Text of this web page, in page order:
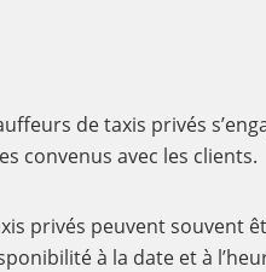
de taxis privés
convenus avec les clients.
privés peuvent souvent
à la date et à